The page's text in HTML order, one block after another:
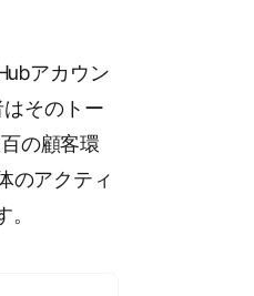
アカウン
そのトー
の顧客環
のアクティ